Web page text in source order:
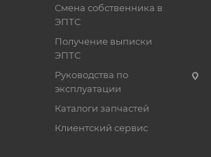
Смена собственника в
ЭПТС
Получение выписки
ЭПТС
Руководства по
эксплуатации
Каталоги запчастей
Клиентский сервис